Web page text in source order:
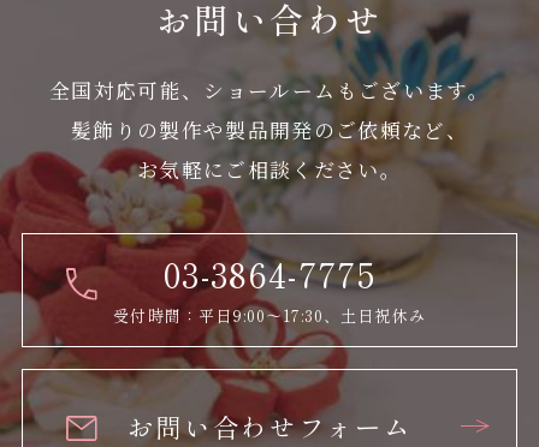
お問い合わせ
全国対応可能、ショールームもございます。
髪飾りの製作や製品開発のご依頼など、
お気軽にご相談ください。
03-3864-7775
受付時間：平日9:00～17:30、土日祝休み
お問い合わせフォーム